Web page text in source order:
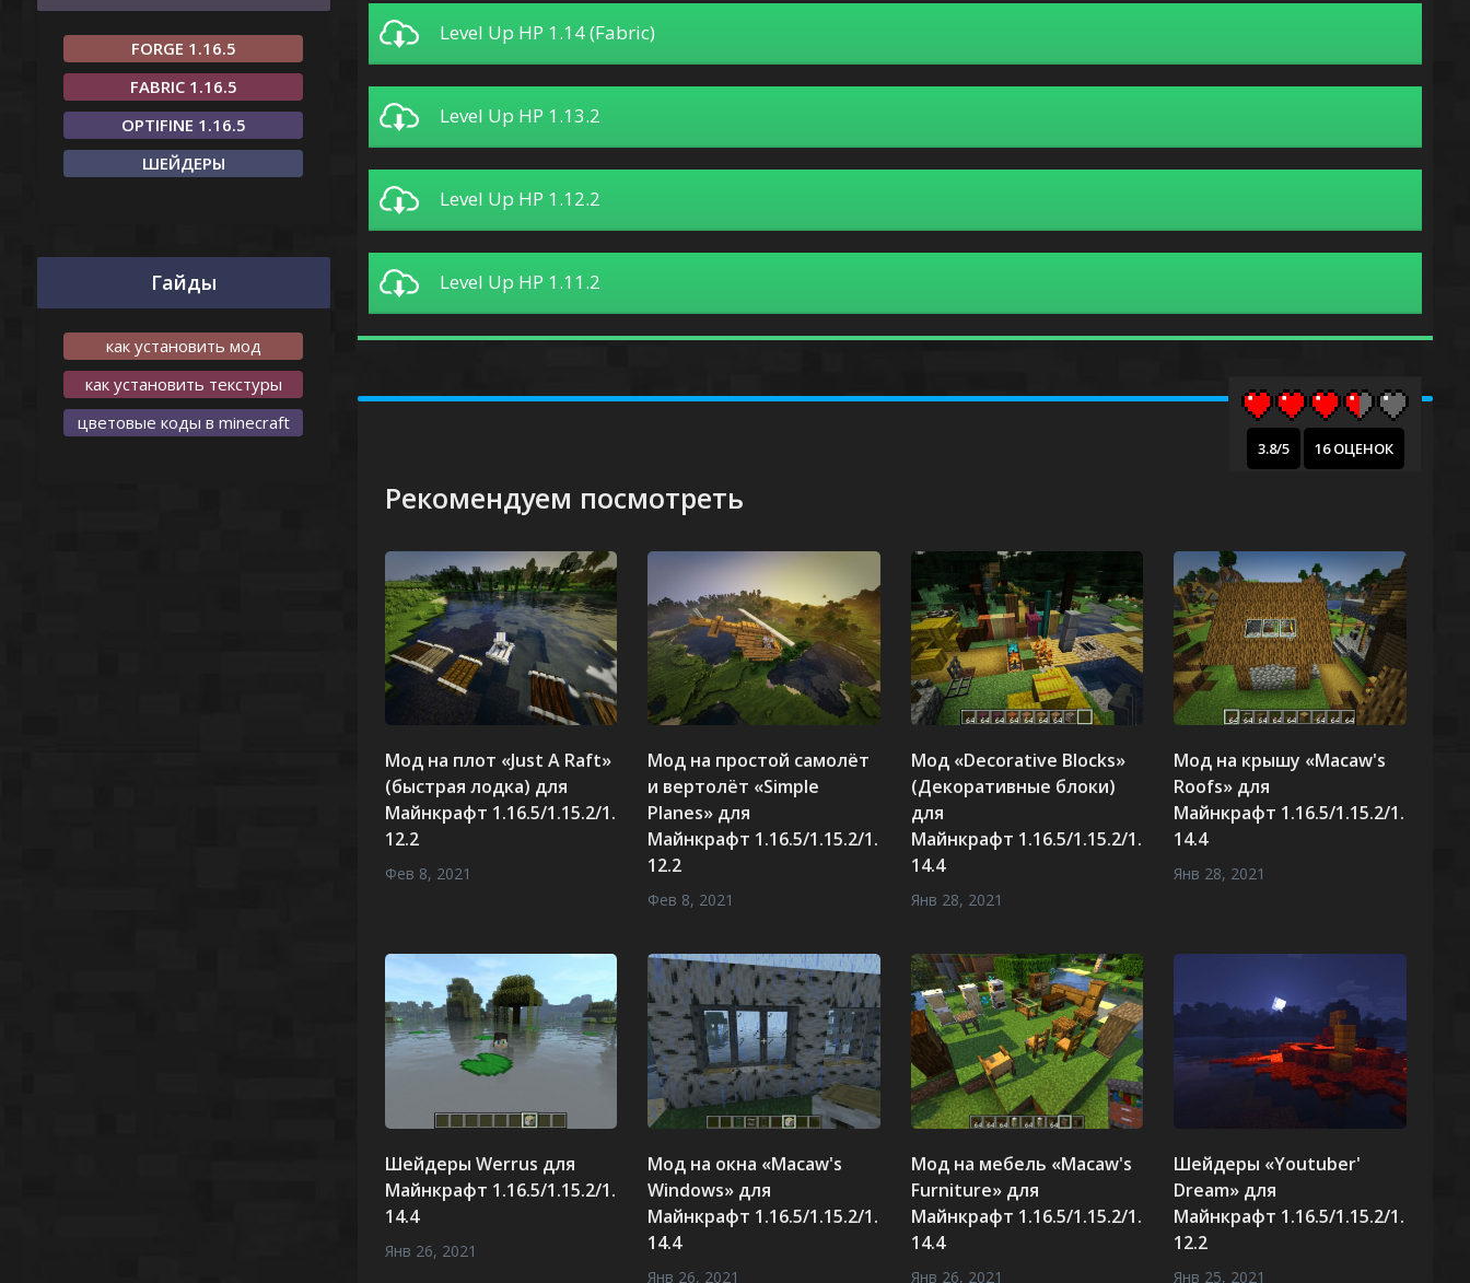
Level Up HP 1.14 (Fabric)
Level Up HP 1.13.2
Level Up HP 1.12.2
Level Up HP 1.11.2
3.8/5 16 ОЦЕНОК
Рекомендуем посмотреть
Мод на плот «Just A Raft»
(быстрая лодка) для
Майнкрафт 1.16.5/1.15.2/1.
12.2
Фев 8, 2021
Мод на простой самолёт
и вертолёт «Simple
Planes» для
Майнкрафт 1.16.5/1.15.2/1.
12.2
Фев 8, 2021
Мод «Decorative Blocks»
(Декоративные блоки)
для
Майнкрафт 1.16.5/1.15.2/1.
14.4
Янв 28, 2021
Мод на крышу «Macaw's
Roofs» для
Майнкрафт 1.16.5/1.15.2/1.
14.4
Янв 28, 2021
Шейдеры Werrus для
Майнкрафт 1.16.5/1.15.2/1.
14.4
Янв 26, 2021
Мод на окна «Macaw's
Windows» для
Майнкрафт 1.16.5/1.15.2/1.
14.4
Янв 26, 2021
Мод на мебель «Macaw's
Furniture» для
Майнкрафт 1.16.5/1.15.2/1.
14.4
Янв 26, 2021
Шейдеры «Youtuber'
Dream» для
Майнкрафт 1.16.5/1.15.2/1.
12.2
Янв 25, 2021
FORGE 1.16.5
FABRIC 1.16.5
OPTIFINE 1.16.5
ШЕЙДЕРЫ
Гайды
как установить мод
как установить текстуры
цветовые коды в minecraft